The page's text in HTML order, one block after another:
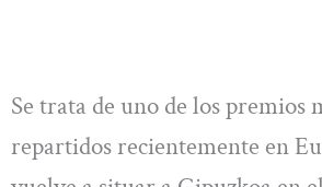
Se trata de uno de los premios
repartidos recientemente en